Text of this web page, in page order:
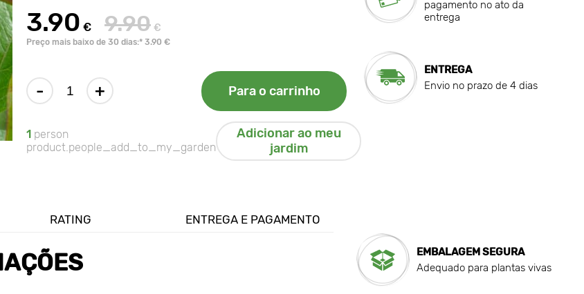
3.90 € 9.90 €
Preço mais baixo de 30 dias:* 3.90 €
- + Para o carrinho
1 person
product.people_add_to_my_garden
Adicionar ao meu
jardim
pagamento no ato da
entrega
ENTREGA
Envio no prazo de 4 dias
RATING ENTREGA E PAGAMENTO
EMBALAGEM SEGURA
Adequado para plantas vivas